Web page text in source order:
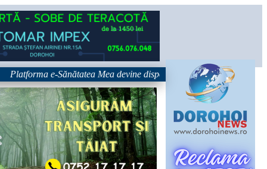
e-Sănătatea Mea devine disponibilă pe 1 septembrie: